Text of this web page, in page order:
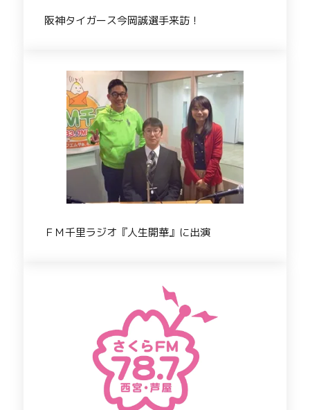
阪神タイガース今岡誠選手来訪！
ＦＭ千里ラジオ『人生開華』に出演